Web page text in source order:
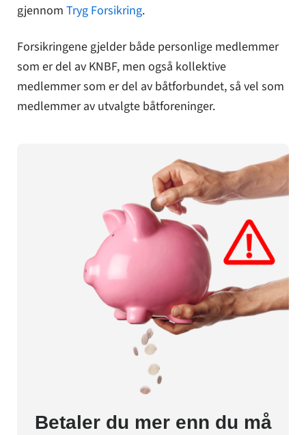
gjennom Tryg Forsikring.
Forsikringene gjelder både personlige medlemmer
som er del av KNBF, men også kollektive
medlemmer som er del av båtforbundet, så vel som
medlemmer av utvalgte båtforeninger.
Betaler du mer enn du må